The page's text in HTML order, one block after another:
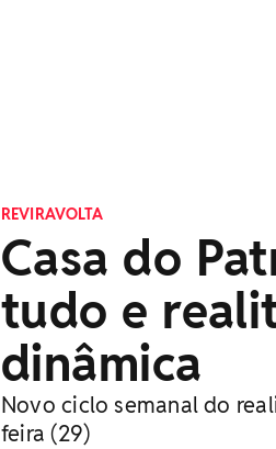
REVIRAVOLTA
Casa do
tudo e
dinâmica
Novo ciclo semanal do
feira (29)